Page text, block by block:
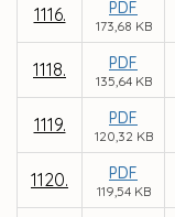
1116. PDF
173,68 KB
1118. PDF
135,64 KB
1119. PDF
120,32 KB
1120. PDF
119,54 KB